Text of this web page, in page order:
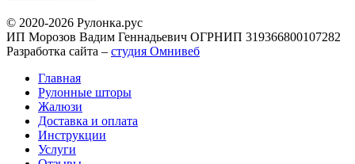
© 2020-2026 Рулонка.рус
ИП Морозов Вадим Геннадьевич ОГРНИП 319366800107282
Разработка сайта – студия Омнивеб
Главная
Рулонные шторы
Жалюзи
Доставка и оплата
Инструкции
Услуги